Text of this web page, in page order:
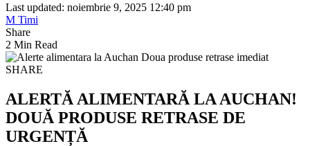
Last updated: noiembrie 9, 2025 12:40 pm
M Timi
Share
2 Min Read
SHARE
ALERTĂ ALIMENTARĂ LA AUCHAN!
DOUĂ PRODUSE RETRASE DE
URGENȚĂ